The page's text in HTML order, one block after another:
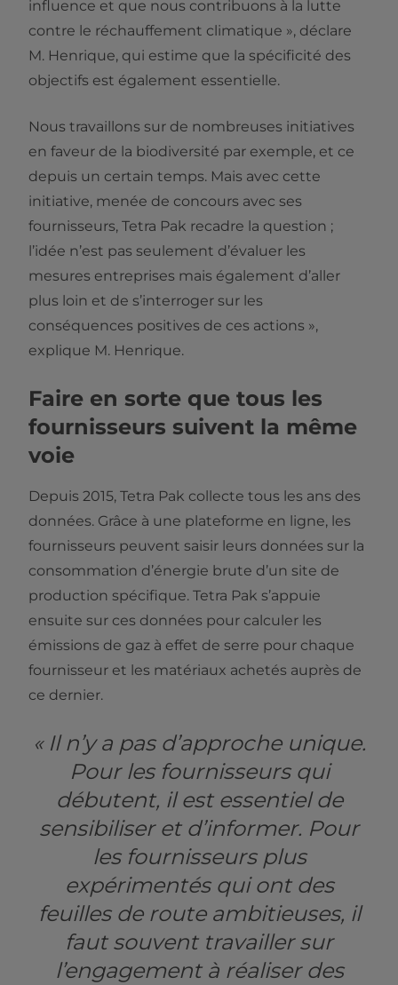
influence et que nous contribuons à la lutte
contre le réchauffement climatique », déclare
M. Henrique, qui estime que la spécificité des
objectifs est également essentielle.
Nous travaillons sur de nombreuses initiatives
en faveur de la biodiversité par exemple, et ce
depuis un certain temps. Mais avec cette
initiative, menée de concours avec ses
fournisseurs, Tetra Pak recadre la question ;
l’idée n’est pas seulement d’évaluer les
mesures entreprises mais également d’aller
plus loin et de s’interroger sur les
conséquences positives de ces actions »,
explique M. Henrique.
Faire en sorte que tous les
fournisseurs suivent la même
voie
Depuis 2015, Tetra Pak collecte tous les ans des
données. Grâce à une plateforme en ligne, les
fournisseurs peuvent saisir leurs données sur la
consommation d’énergie brute d’un site de
production spécifique. Tetra Pak s’appuie
ensuite sur ces données pour calculer les
émissions de gaz à effet de serre pour chaque
fournisseur et les matériaux achetés auprès de
ce dernier.
« Il n’y a pas d’approche unique.
Pour les fournisseurs qui
débutent, il est essentiel de
sensibiliser et d’informer. Pour
les fournisseurs plus
expérimentés qui ont des
feuilles de route ambitieuses, il
faut souvent travailler sur
l’engagement à réaliser des